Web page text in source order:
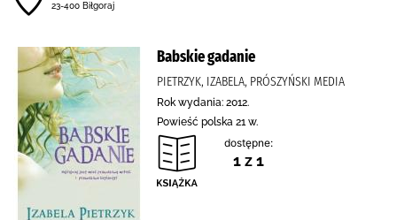
23-400 Biłgoraj
Babskie gadanie
PIETRZYK, IZABELA, PRÓSZYŃSKI MEDIA
Rok wydania: 2012.
Powieść polska 21 w.
dostępne:
1 z 1